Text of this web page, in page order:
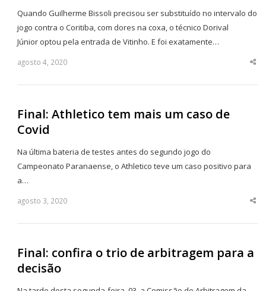
Quando Guilherme Bissoli precisou ser substituído no intervalo do
jogo contra o Coritiba, com dores na coxa, o técnico Dorival
Júnior optou pela entrada de Vitinho. E foi exatamente…
agosto 4, 2020
Final: Athletico tem mais um caso de
Covid
Na última bateria de testes antes do segundo jogo do
Campeonato Paranaense, o Athletico teve um caso positivo para
a…
agosto 3, 2020
Final: confira o trio de arbitragem para a
decisão